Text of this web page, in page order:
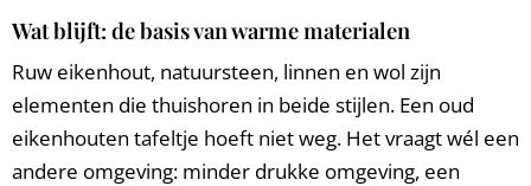
Wat blijft: de basis van warme materialen
Ruw eikenhout, natuursteen, linnen en wol zijn
elementen die thuishoren in beide stijlen. Een oud
eikenhouten tafeltje hoeft niet weg. Het vraagt wél een
andere omgeving: minder drukke omgeving, een